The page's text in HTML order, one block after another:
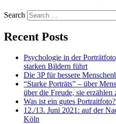
Search
Recent Posts
Psychologie in der
starken Bildern führt
Die 3P für bessere
“Starke Porträts” – über
über die Freude, sie erzählen
Was ist ein gutes Portraitfoto?
12./13. Juni 2021: auf der
Köln